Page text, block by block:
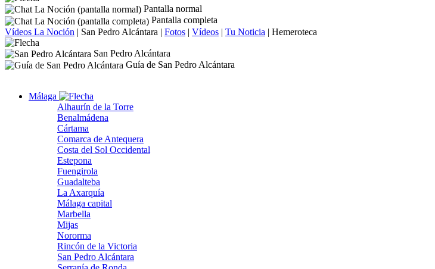
Pantalla normal
Pantalla completa
Vídeos La Noción | San Pedro Alcántara | Fotos | Vídeos | Tu Noticia | Hemeroteca
San Pedro Alcántara
Guía de San Pedro Alcántara
Málaga
Alhaurín de la Torre
Benalmádena
Cártama
Comarca de Antequera
Costa del Sol Occidental
Estepona
Fuengirola
Guadalteba
La Axarquía
Málaga capital
Marbella
Mijas
Nororma
Rincón de la Victoria
San Pedro Alcántara